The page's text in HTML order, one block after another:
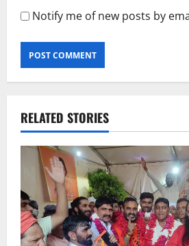
Notify me of new posts by
RELATED STORIES